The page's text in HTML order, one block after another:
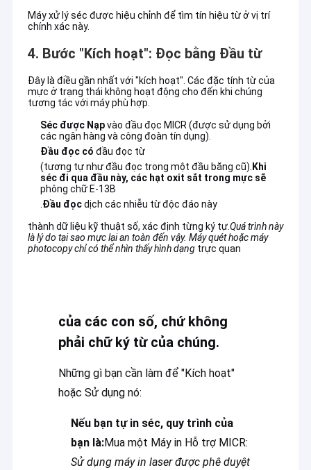
Máy xử lý séc được hiệu chỉnh để tìm tín hiệu từ ở vị trí
chính xác này.
4. Bước "Kích hoạt": Đọc bằng Đầu từ
Đây là điều gần nhất với "kích hoạt". Các đặc tính từ của
mực ở trạng thái không hoạt động cho đến khi chúng
tương tác với máy phù hợp.
Séc được Nạpvào đầu đọc MICR (được sử dụng bởi
các ngân hàng và công đoàn tín dụng).
Đầu đọc có đầu đọc từ
(tương tự như đầu đọc trong một đầu băng cũ). Khi
séc đi qua đầu này, các hạt oxit sắt trong mực sẽ
phông chữ E-13B
.Đầu đọcdịch các nhiễu từ độc đáo này
thành dữ liệu kỹ thuật số, xác định từng ký tự.Quá trình này
là lý do tại sao mực lại an toàn đến vậy. Máy quét hoặc máy
photocopy chỉ có thể nhìn thấy hình dạng trực quan
của các con số, chứ không
phải chữ ký từ của chúng.
Những gì bạn cần làm để "Kích hoạt"
hoặc Sử dụng nó:
Nếu bạn tự in séc, quy trình của
bạn là:Mua một Máy in Hỗ trợ MICR:
Sử dụng máy in laser được phê duyệt